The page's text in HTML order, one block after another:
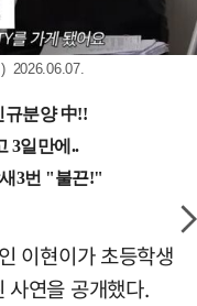
2026.06.07.
이현이가 초등학생
사연을 공개했다.